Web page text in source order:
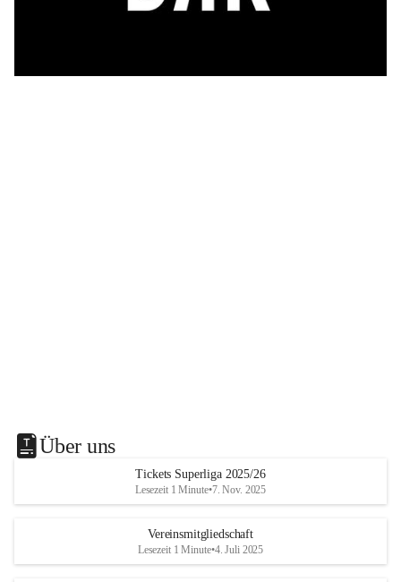
Über uns
Tickets Superliga 2025/26
Lesezeit 1 Minute•7. Nov. 2025
Vereinsmitgliedschaft
Lesezeit 1 Minute•4. Juli 2025